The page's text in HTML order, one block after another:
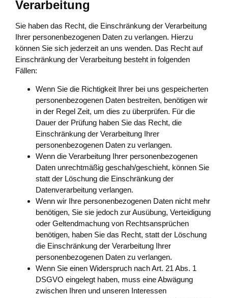
Verarbeitung
Sie haben das Recht, die Einschränkung der Verarbeitung
Ihrer personenbezogenen Daten zu verlangen. Hierzu
können Sie sich jederzeit an uns wenden. Das Recht auf
Einschränkung der Verarbeitung besteht in folgenden
Fällen:
Wenn Sie die Richtigkeit Ihrer bei uns gespeicherten
personenbezogenen Daten bestreiten, benötigen wir
in der Regel Zeit, um dies zu überprüfen. Für die
Dauer der Prüfung haben Sie das Recht, die
Einschränkung der Verarbeitung Ihrer
personenbezogenen Daten zu verlangen.
Wenn die Verarbeitung Ihrer personenbezogenen
Daten unrechtmäßig geschah/geschieht, können Sie
statt der Löschung die Einschränkung der
Datenverarbeitung verlangen.
Wenn wir Ihre personenbezogenen Daten nicht mehr
benötigen, Sie sie jedoch zur Ausübung, Verteidigung
oder Geltendmachung von Rechtsansprüchen
benötigen, haben Sie das Recht, statt der Löschung
die Einschränkung der Verarbeitung Ihrer
personenbezogenen Daten zu verlangen.
Wenn Sie einen Widerspruch nach Art. 21 Abs. 1
DSGVO eingelegt haben, muss eine Abwägung
zwischen Ihren und unseren Interessen